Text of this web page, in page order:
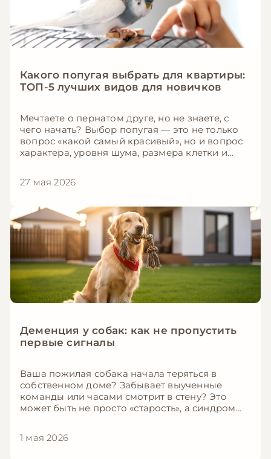
Какого попугая выбрать для квартиры:
ТОП-5 лучших видов для новичков
Мечтаете о пернатом друге, но не знаете, с
чего начать? Выбор попугая — это не только
вопрос «какой самый красивый», но и вопрос
характера, уровня шума, размера клетки и
квартиры и занятого хозяина, другие —
уровне маленького ребёнка. В этой статье мы
собрали ТОП-5 видов попугаев, которые лучше
всего подходят для содержания в квартире,
особенно если вы — новичок.
27 мая 2026
Деменция у собак: как не пропустить
первые сигналы
Ваша пожилая собака начала теряться в
собственном доме? Забывает выученные
команды или часами смотрит в стену? Это
может быть не просто «старость», а синдром
Альцгеймера у людей. По оценкам
1 мая 2026